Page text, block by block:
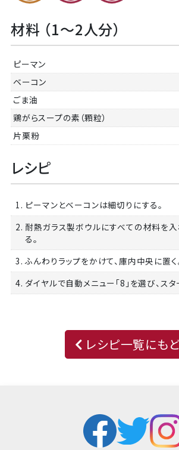
材料 （1～2人分）
ピーマン
ベーコン
ごま油
鶏がらスープの素（顆粒）
片栗粉
レシピ
1. ピーマンとベーコンは細切りにする。
2. 耐熱ガラス製ボウルにすべての材料を入
る。
3. ふんわりラップをかけて、庫内中央に置く
4. ダイヤルで自動メニュー「8」を選び、スタ
レシピ一覧にも